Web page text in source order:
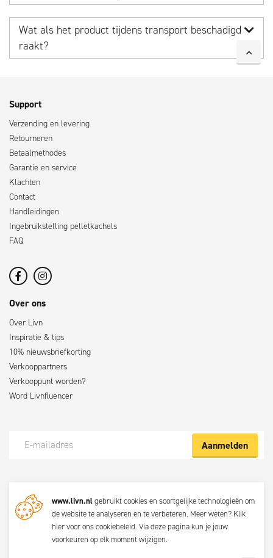
Wat als het product tijdens transport beschadigd
raakt?
Support
Verzending en levering
Retourneren
Betaalmethodes
Garantie en service
Klachten
Contact
Handleidingen
Ingebruikstelling pelletkachels
FAQ
Over ons
Over Livn
Inspiratie & tips
10% nieuwsbriefkorting
Verkooppartners
Verkooppunt worden?
Word Livnfluencer
Aanmelden
De beste klustips en aanbiedingen maandelijks in jouw mailbox? Schrijf
je dan nu in voor de Livn nieuwsbrief. Bij inschrijving ga je akkoord met
privacyverklaring.
www.livn.nlgebruikt cookies en soortgelijke technologieën om
de website te analyseren en te verbeteren. Meer weten? Klik
hier voor ons cookiebeleid. Viadeze pagina kun je jouw
voorkeuren op elk moment wijzigen.